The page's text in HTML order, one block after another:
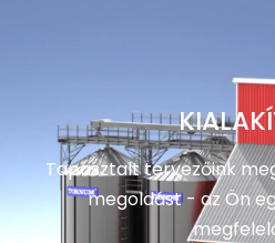
Tapasztalt tervezőink
megoldást - az Ön